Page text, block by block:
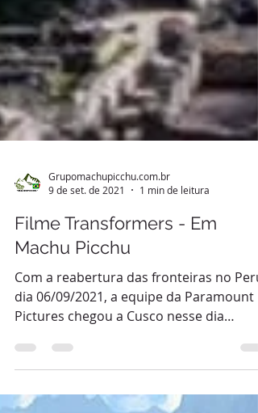
Grupomachupicchu.com.br
9 de set. de 2021
1 min de leitura
Machu Picchu
Com a reabertura das fronteiras no Peru